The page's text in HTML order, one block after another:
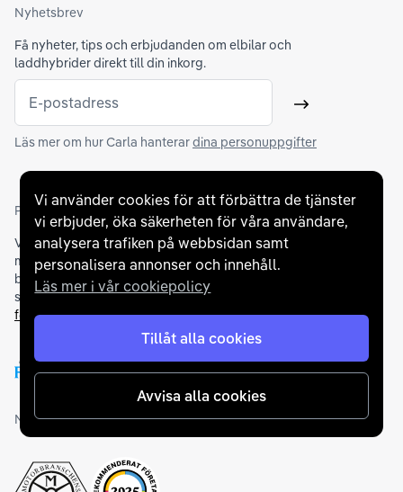
Vi använder cookies för att förbättra de tjänster
vi erbjuder, öka säkerheten för våra användare,
analysera trafiken på webbsidan samt
personalisera annonser och innehåll.
Läs mer i vår cookiepolicy
Tillåt alla cookies
Avvisa alla cookies
Nyhetsbrev
Få nyheter, tips och erbjudanden om elbilar och
laddhybrider direkt till din inkorg.
E-postadress Skicka
Läs mer om hur Carla hanterardina personuppgifter
Partners och betallösningar
Vi samarbetar medflertalet banker för att erbjuda dig bästa
möjliga finansieringslösning och stödjer en rad olika
betalningsmetoder. För att du ska känna dig trygg vid ditt köp
samarbetar vi med Folksam och AutoConcept gällande
försäkringar och garantier.
Medlemskap och utmärkelser